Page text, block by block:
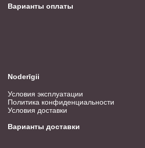
Варианты оплаты
Noderīgii
Условия эксплуатации
Политика конфиденциальности
Условия доставки
Варианты доставки